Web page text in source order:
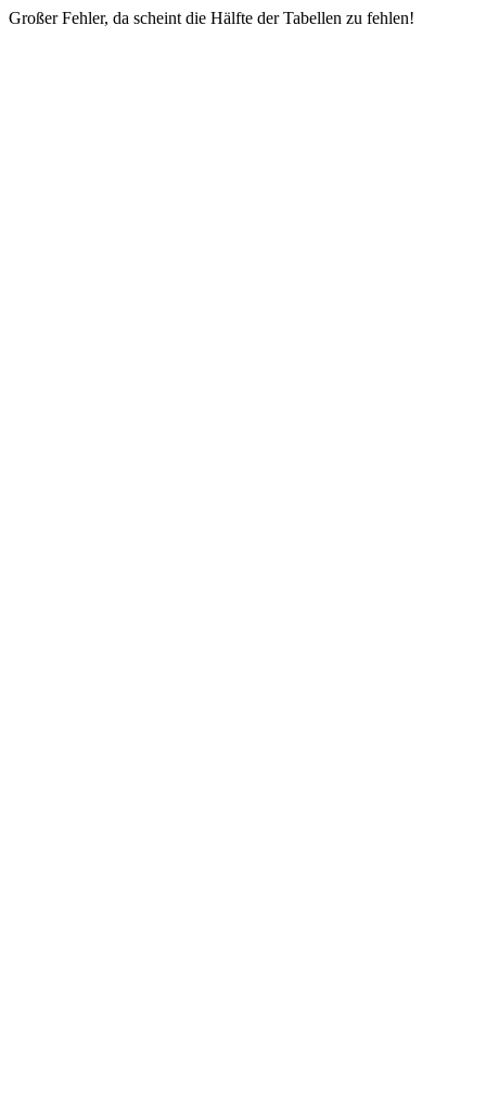
Großer Fehler, da scheint die Hälfte der Tabellen zu fehlen!